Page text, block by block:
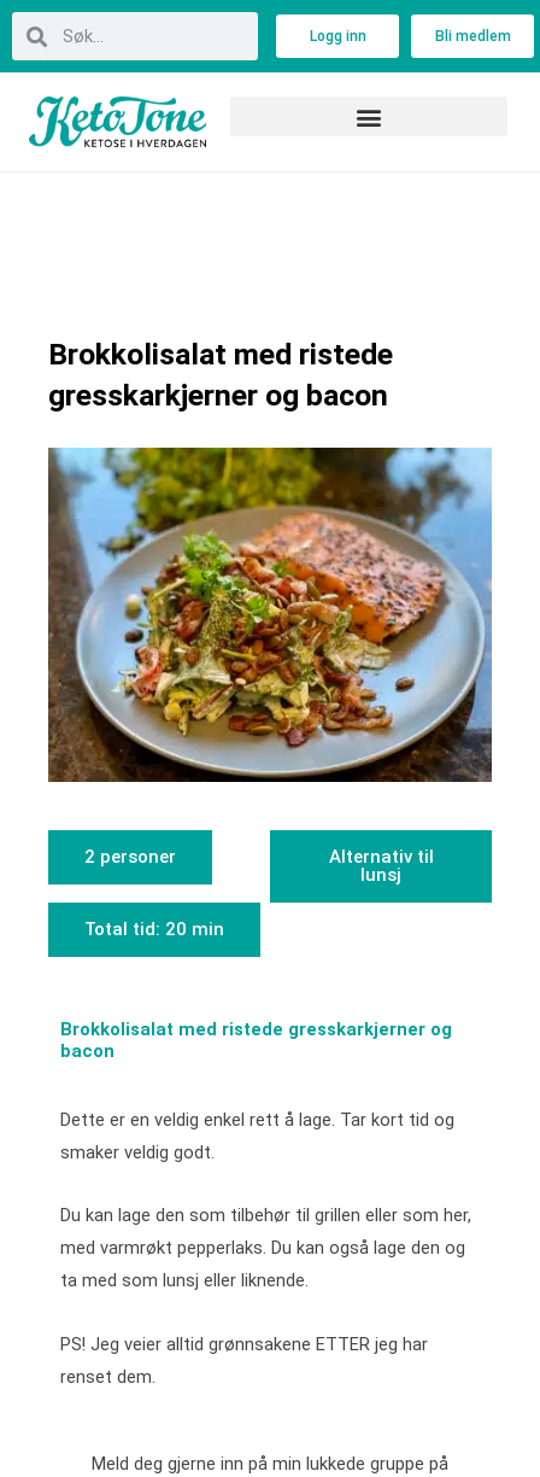
Skip
content
SearchSearch Logg inn Bli medlem
Brokkolisalat med ristede
gresskarkjerner og bacon
2 personer
Alternativ til
lunsj
Total tid: 20 min
Brokkolisalat med ristede gresskarkjerner og
bacon
Dette er en veldig enkel rett å lage. Tar kort tid og
smaker veldig godt.
Du kan lage den som tilbehør til grillen eller som her,
med varmrøkt pepperlaks. Du kan også lage den og
ta med som lunsj eller liknende.
PS! Jeg veier alltid grønnsakene ETTER jeg har
renset dem.
Meld deg gjerne inn på min lukkede gruppe på